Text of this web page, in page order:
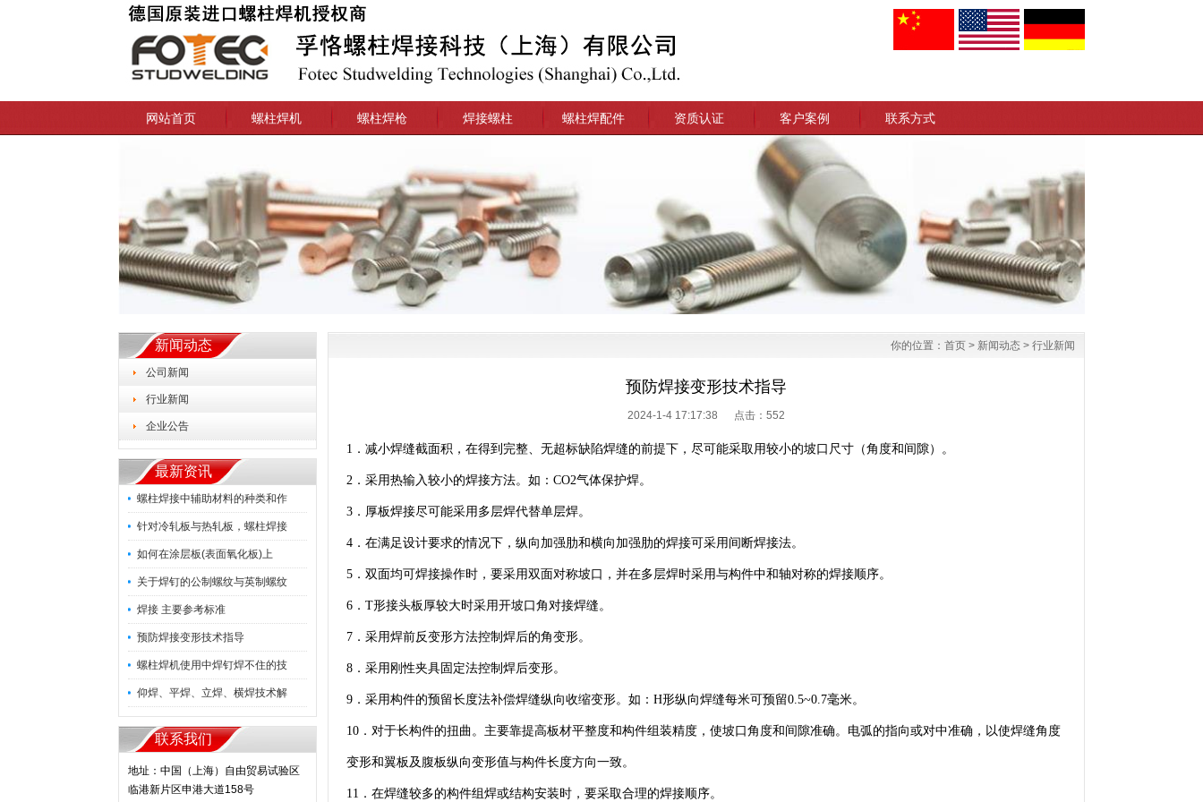
网站首页 螺柱焊机 螺柱焊枪 焊接螺柱 螺柱焊配件 资质认证 客户案例 联系方式
新闻动态
公司新闻
行业新闻
企业公告
最新资讯
螺柱焊接中辅助材料的种类和作
针对冷轧板与热轧板，螺柱焊接
如何在涂层板(表面氧化板)上
关于焊钉的公制螺纹与英制螺纹
焊接 主要参考标准
预防焊接变形技术指导
螺柱焊机使用中焊钉焊不住的技
仰焊、平焊、立焊、横焊技术解
联系我们
地址：中国（上海）自由贸易试验区
临港新片区申港大道158号
你的位置： 首页 > 新闻动态 > 行业新闻
预防焊接变形技术指导
2024-1-4 17:17:38 点击： 552
1．减小焊缝截面积，在得到完整、无超标缺陷焊缝的前提下，尽可能采取用较小的坡口尺寸（角度和间隙）。
2．采用热输入较小的焊接方法。如：CO2气体保护焊。
3．厚板焊接尽可能采用多层焊代替单层焊。
4．在满足设计要求的情况下，纵向加强肋和横向加强肋的焊接可采用间断焊接法。
5．双面均可焊接操作时，要采用双面对称坡口，并在多层焊时采用与构件中和轴对称的焊接顺序。
6．T形接头板厚较大时采用开坡口角对接焊缝。
7．采用焊前反变形方法控制焊后的角变形。
8．采用刚性夹具固定法控制焊后变形。
9．采用构件的预留长度法补偿焊缝纵向收缩变形。如：H形纵向焊缝每米可预留0.5~0.7毫米。
10．对于长构件的扭曲。主要靠提高板材平整度和构件组装精度，使坡口角度和间隙准确。电弧的指向或对中准确，以使焊缝角度
变形和翼板及腹板纵向变形值与构件长度方向一致。
11．在焊缝较多的构件组焊或结构安装时，要采取合理的焊接顺序。